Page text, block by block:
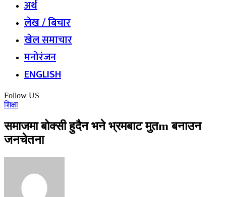
अर्थ
लेख / बिचार
खेल समाचार
मनोरंजन
ENGLISH
Follow US
शिक्षा
समाजमा बोक्सी हुदैन भने भ्रमबाट मुतm बनाउन
जनचेतना